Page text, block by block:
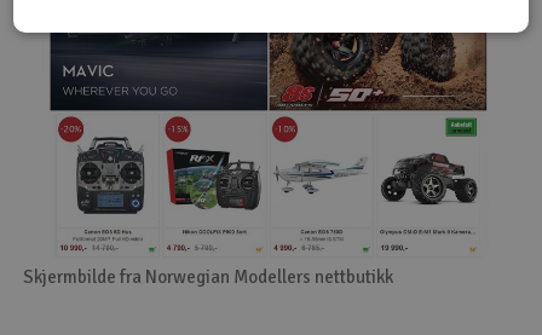
Skjermbilde fra Norwegian Modellers nettbutikk